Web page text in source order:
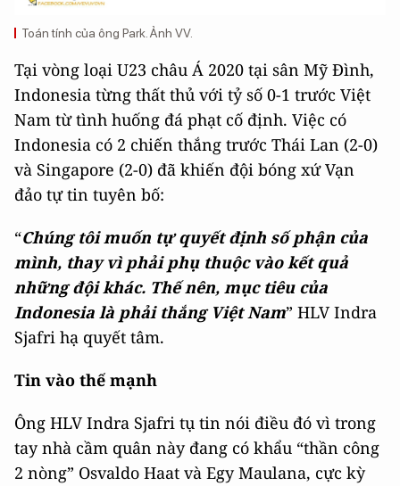
Toán tính của ông Park. Ảnh VV.
Tại vòng loại U23 châu Á 2020 tại sân Mỹ Đình,
Indonesia từng thất thủ với tỷ số 0-1 trước Việt
Nam từ tình huống đá phạt cố định. Việc có
Indonesia có 2 chiến thắng trước Thái Lan (2-0)
và Singapore (2-0) đã khiến đội bóng xứ Vạn
đảo tự tin tuyên bố:
“Chúng tôi muốn tự quyết định số phận của
mình, thay vì phải phụ thuộc vào kết quả
những đội khác. Thế nên, mục tiêu của
Indonesia là phải thắng Việt Nam” HLV Indra
Sjafri hạ quyết tâm.
Tin vào thế mạnh
Ông HLV Indra Sjafri tụ tin nói điều đó vì trong
tay nhà cầm quân này đang có khẩu “thần công
2 nòng” Osvaldo Haat và Egy Maulana, cực kỳ